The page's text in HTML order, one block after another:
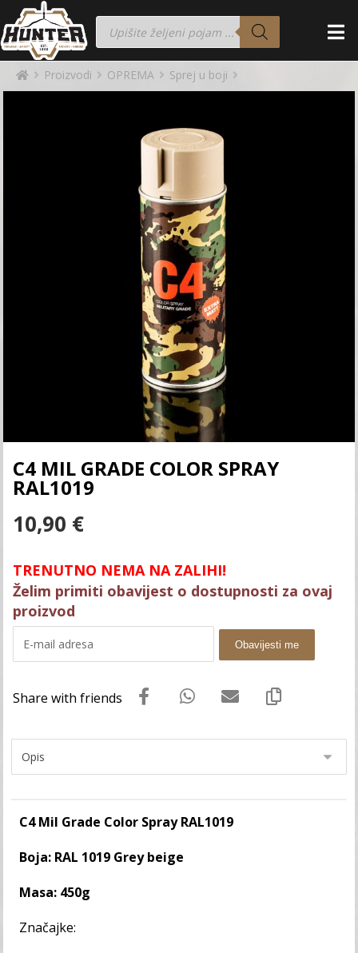
Proizvodi OPREMA Sprej u boji
C4 MIL GRADE COLOR SPRAY
RAL1019
10,90 €
TRENUTNO NEMA NA ZALIHI!
Želim primiti obavijest o dostupnosti za ovaj
proizvod
Obavijesti me
C4 Mil Grade Color Spray RAL1019
Boja: RAL 1019 Grey beige
Masa: 450g
Značajke: